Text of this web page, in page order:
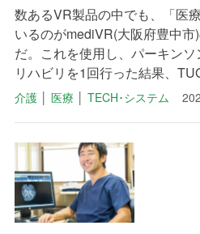
数あるVR製品の中でも、「医
いるのがmediVR(大阪府豊中市
だ。これを使用し、パーキン
リハビリを1回行った結果、
介護│ 医療 │ TECH･システム